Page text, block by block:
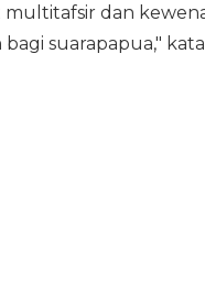
multitafsir dan
suarapapua," kata